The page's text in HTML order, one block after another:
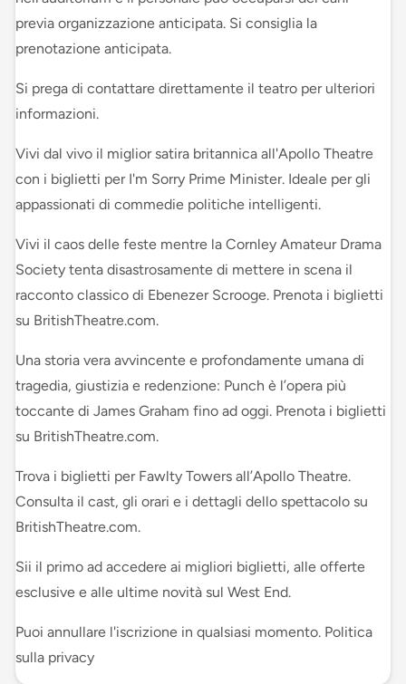
previa organizzazione anticipata. Si consiglia la
prenotazione anticipata.
Si prega di contattare direttamente il teatro per ulteriori
informazioni.
Vivi dal vivo il miglior satira britannica all'Apollo Theatre
con i biglietti per I'm Sorry Prime Minister. Ideale per gli
appassionati di commedie politiche intelligenti.
Vivi il caos delle feste mentre la Cornley Amateur Drama
Society tenta disastrosamente di mettere in scena il
racconto classico di Ebenezer Scrooge. Prenota i biglietti
su BritishTheatre.com.
Una storia vera avvincente e profondamente umana di
tragedia, giustizia e redenzione: Punch è l’opera più
toccante di James Graham fino ad oggi. Prenota i biglietti
su BritishTheatre.com.
Trova i biglietti per Fawlty Towers all’Apollo Theatre.
Consulta il cast, gli orari e i dettagli dello spettacolo su
BritishTheatre.com.
Sii il primo ad accedere ai migliori biglietti, alle offerte
esclusive e alle ultime novità sul West End.
Puoi annullare l'iscrizione in qualsiasi momento. Politica
sulla privacy